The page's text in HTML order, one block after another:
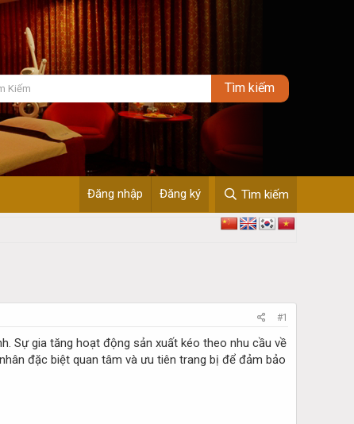
Đăng nhập Đăng ký Tìm kiếm
#1
Sự gia tăng hoạt động sản xuất kéo theo nhu cầu về
đặc biệt quan tâm và ưu tiên trang bị để đảm bảo